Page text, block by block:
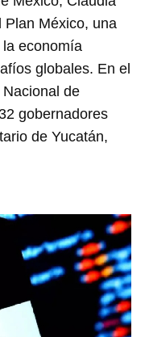
Plan México, una
economía
globales. En el
de
gobernadores
de Yucatán,